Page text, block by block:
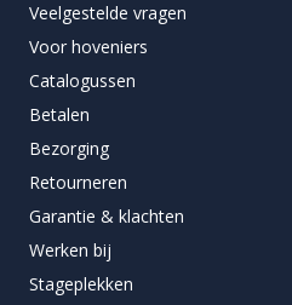
Veelgestelde vragen
Voor hoveniers
Catalogussen
Betalen
Bezorging
Retourneren
Garantie & klachten
Werken bij
Stageplekken